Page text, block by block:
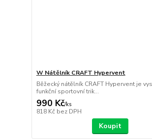
W Nátělník CRAFT Hypervent
Běžecký nátělník CRAFT Hypervent je
funkční sportovní trik...
990 Kč/ks
818 Kč bez DPH
Koupit